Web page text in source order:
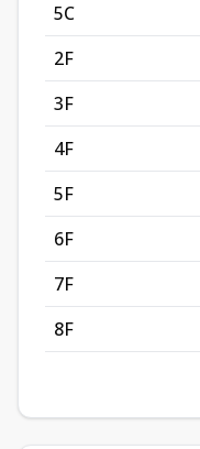
5C
2F
3F
4F
5F
6F
7F
8F
2G